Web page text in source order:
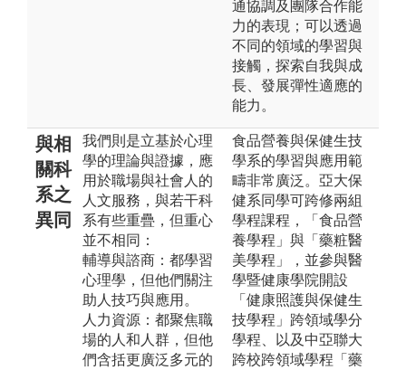
通協調及團隊合作能
力的表現；可以透過
不同的領域的學習與
接觸，探索自我與成
長、發展彈性適應的
能力。
與相
關科
系之
異同
我們則是立基於心理
學的理論與證據，應
用於職場與社會人的
人文服務，與若干科
系有些重疊，但重心
並不相同：
輔導與諮商：都學習
心理學，但他們關注
助人技巧與應用。
人力資源：都聚焦職
場的人和人群，但他
們含括更廣泛多元的
食品營養與保健生技
學系的學習與應用範
疇非常廣泛。亞大保
健系同學可跨修兩組
學程課程，「食品營
養學程」與「藥粧醫
美學程」，並參與醫
學暨健康學院開設
「健康照護與保健生
技學程」跨領域學分
學程、以及中亞聯大
跨校跨領域學程「藥